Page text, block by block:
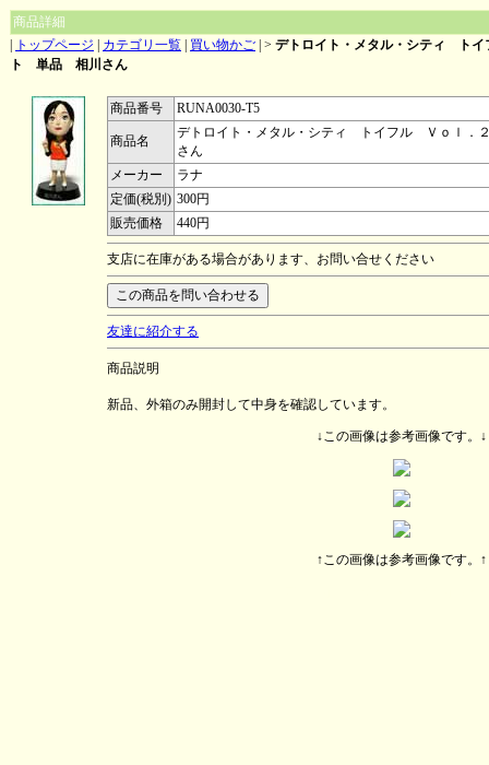
商品詳細
トップページ カテゴリ一覧 買い物かご > デトロイト・メタル・シティ ト
ト 単品 相川さん
商品番号 RUNA0030-T5
商品名
デトロイト・メタル・シティ トイフル Ｖｏｌ
さん
メーカー
ラナ
定価(税別) 300円
販売価格
440円
支店に在庫がある場合があります、お問い合せください
友達に紹介する
商品説明
新品、外箱のみ開封して中身を確認しています。
↓この画像は参考画像です。↓
↑この画像は参考画像です。↑